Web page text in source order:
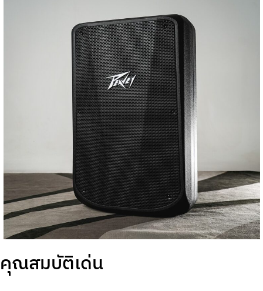
คุณสมบัติเด่น